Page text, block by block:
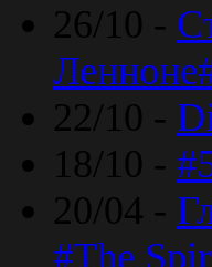
26/10 -
22/10 -
18/10 -
20/04 -
#The